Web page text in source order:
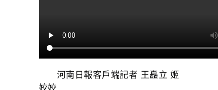
河南日報客戶端記者 王矗立 姬
姣姣